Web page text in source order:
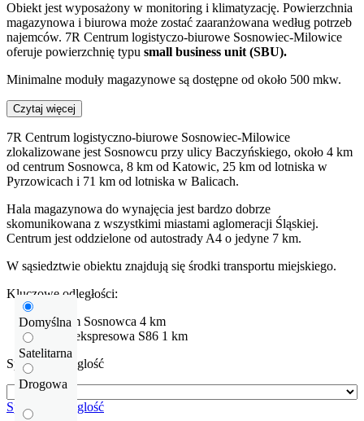
Obiekt jest wyposażony w monitoring i klimatyzację. Powierzchnia
magazynowa i biurowa może zostać zaaranżowana według potrzeb
najemców. 7R Centrum logistyczo-biurowe Sosnowiec-Milowice
oferuje powierzchnię typu small business unit (SBU).
Minimalne moduły magazynowe są dostępne od około 500 mkw.
Czytaj więcej
7R Centrum logistyczno-biurowe Sosnowiec-Milowice
zlokalizowane jest Sosnowcu przy ulicy Baczyńskiego, około 4 km
od centrum Sosnowca, 8 km od Katowic, 25 km od lotniska w
Pyrzowicach i 71 km od lotniska w Balicach.
Hala magazynowa do wynajęcia jest bardzo dobrze
skomunikowana z wszystkimi miastami aglomeracji Śląskiej.
Centrum jest oddzielone od autostrady A4 o jedyne 7 km.
W sąsiedztwie obiektu znajdują się środki transportu miejskiego.
Domyślna
Satelitarna
Drogowa
Kluczowe odległości:
centrum Sosnowca 4 km
Droga ekspresowa S86 1 km
Sprawdź odleglość
Sprawdź odleglość